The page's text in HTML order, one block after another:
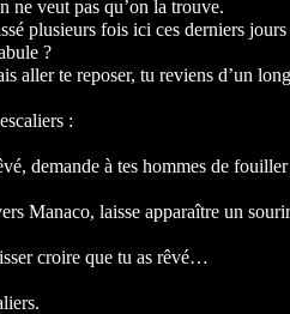
ne veut pas qu’on la trouve.
plusieurs fois ici ces derniers
?
aller te reposer, tu reviens d’un
:
demande à tes hommes de
Manaco, laisse apparaître un
croire que tu as rêvé…